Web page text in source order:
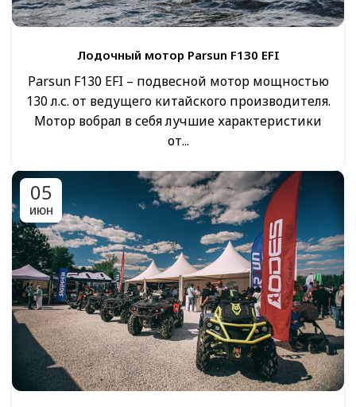
Лодочный мотор Parsun F130 EFI
Parsun F130 EFI – подвесной мотор мощностью
130 л.с. от ведущего китайского производителя.
Мотор вобрал в себя лучшие характеристики
от...
05
ИЮН